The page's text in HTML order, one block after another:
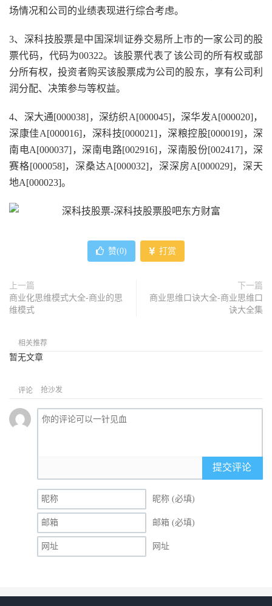
场情况和公司的业绩表现进行综合考虑。
3、深科技股票是中国深圳证券交易所上市的一家公司的股
票代码，代码为00322。该股票代表了该公司的所有权或部
分所有权，投资者购买该股票成为公司的股东，享有公司利
润分配、决策参与等权益。
4、深大通[000038]，深纺织A[000045]，深华发A[000020]，
深康佳A[000016]，深科技[000021]，深粮控股[000019]，深
南电A[000037]，深南电路[002916]，深南股份[002417]，深
赛格[000058]，深桑达A[000032]，深深房A[000029]，深天
地A[000023]。
赞(0) 打赏
上一篇
商业化思维模式大全-商业的思
维模式
下一篇
商业思维口诀大全-商业思维口
诀大全集
相关推荐
暂无文章
评论 抢沙发
提交评论
昵称 (必填)
邮箱 (必填)
网址